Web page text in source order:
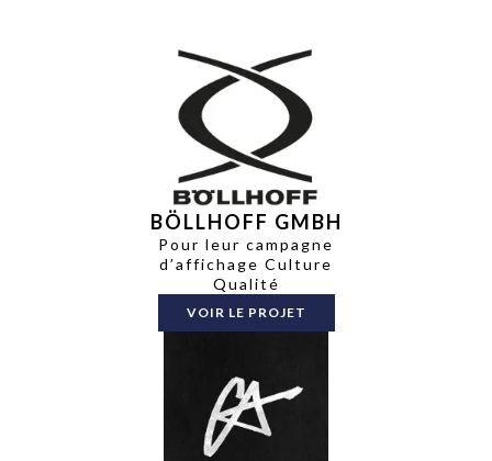
BÖLLHOFF GMBH
Pour leur campagne
d’affichage Culture
Qualité
VOIR LE PROJET